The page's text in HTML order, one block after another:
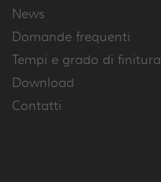
News
Domande frequenti
Tempi e grado di finitura
Download
Contatti